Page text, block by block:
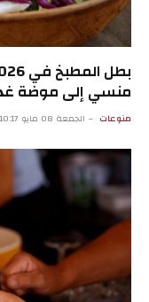
منسي إلى موضة
منوعات الجمعة 08 مايو 10:17 م